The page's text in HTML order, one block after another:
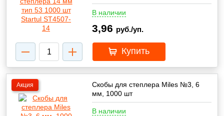
В наличии
3,96 руб./уп.
Купить
Акция
Скобы для степлера Miles №3, 6
мм, 1000 шт
В наличии